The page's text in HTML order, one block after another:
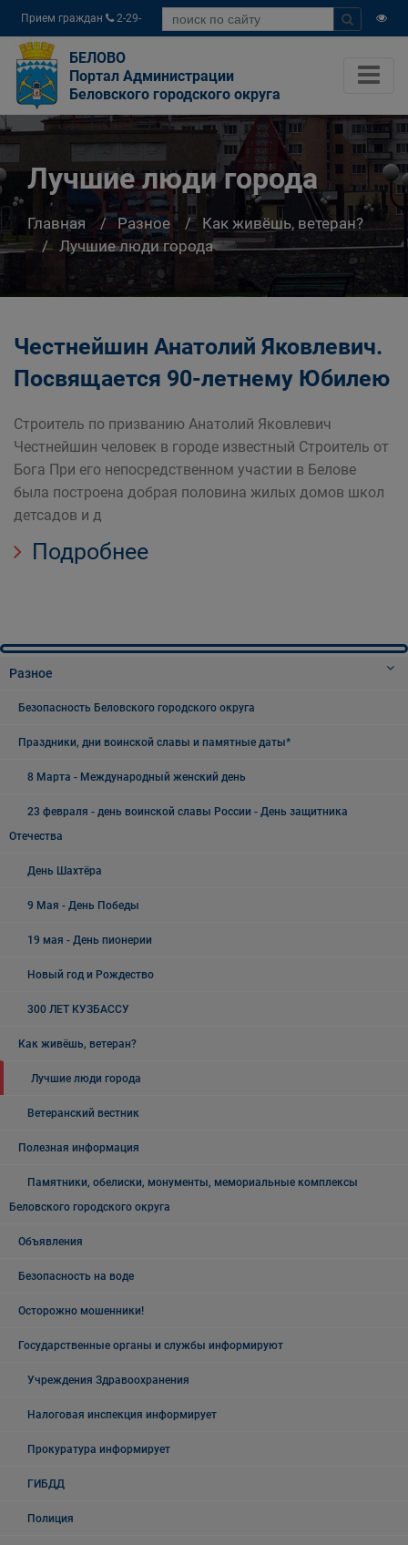
Прием граждан
2-29-
04
БЕЛОВО
Портал Администрации
Беловского городского округа
Лучшие люди города
Главная Разное
Как живёшь, ветеран?
Лучшие люди города
Честнейшин Анатолий Яковлевич.
Посвящается 90-летнему Юбилею
Строитель по призванию Анатолий Яковлевич
Честнейшин человек в городе известный Строитель от
Бога При его непосредственном участии в Белове
была построена добрая половина жилых домов школ
детсадов и д
Подробнее
Разное
Безопасность Беловского городского округа
Праздники, дни воинской славы и памятные даты*
8 Марта - Международный женский день
23 февраля - день воинской славы России - День защитника
Отечества
День Шахтёра
9 Мая - День Победы
19 мая - День пионерии
Новый год и Рождество
300 ЛЕТ КУЗБАССУ
Как живёшь, ветеран?
Лучшие люди города
Ветеранский вестник
Полезная информация
Памятники, обелиски, монументы, мемориальные комплексы
Беловского городского округа
Объявления
Безопасность на воде
Осторожно мошенники!
Государственные органы и службы информируют
Учреждения Здравоохранения
Налоговая инспекция информирует
Прокуратура информирует
ГИБДД
Полиция